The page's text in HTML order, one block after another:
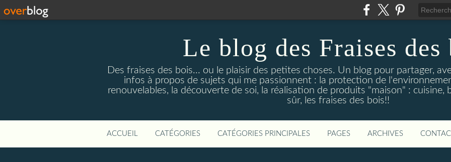
Le blog des Fraises des
Des fraises des bois... ou le plaisir des petites choses. Un blog pour partager,
infos à propos de sujets qui me passionnent : la protection de
renouvelables, la découverte de soi, la réalisation de produits "maison" : cuisine,
sûr, les fraises des bois!!
ACCUEIL CATÉGORIES CATÉGORIES PRINCIPALES PAGES ARCHIVES